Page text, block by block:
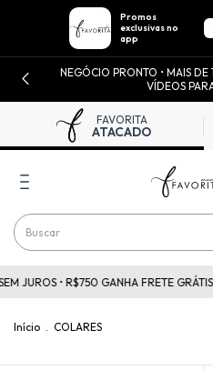
Promos
exclusivas no
app
NEGÓCIO PRONTO • MAIS
VÍDEOS
FAVORITA
ATACADO
• R$750 GANHA FRETE GRÁTIS •
Início . COLARES